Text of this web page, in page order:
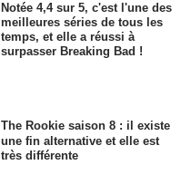
Notée 4,4 sur 5, c'est l'une des
meilleures séries de tous les
temps, et elle a réussi à
surpasser Breaking Bad !
The Rookie saison 8 : il existe
une fin alternative et elle est
très différente